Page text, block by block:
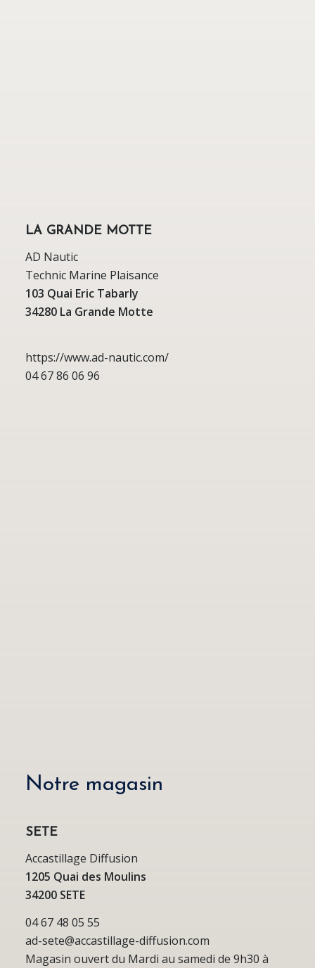
LA GRANDE MOTTE
AD Nautic
Technic Marine Plaisance
103 Quai Eric Tabarly
34280 La Grande Motte
https://www.ad-nautic.com/
04 67 86 06 96
Notre magasin
SETE
Accastillage Diffusion
1205 Quai des Moulins
34200 SETE
04 67 48 05 55
ad-sete@accastillage-diffusion.com
Magasin ouvert du Mardi au samedi de 9h30 à